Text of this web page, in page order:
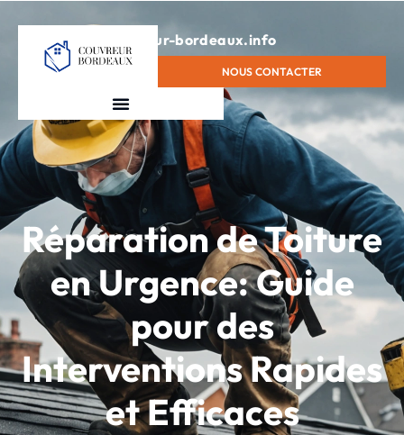
contact@couvreur-bordeaux.info
NOUS CONTACTER
Réparation de Toiture
en Urgence: Guide
pour des
Interventions Rapides
et Efficaces